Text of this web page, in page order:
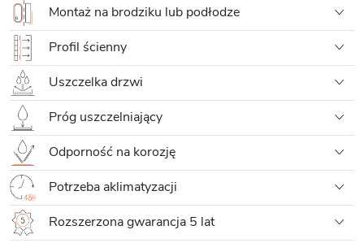
Montaż na brodziku lub podłodze
Profil ścienny
Uszczelka drzwi
Próg uszczelniający
Odporność na korozję
Potrzeba aklimatyzacji
Rozszerzona gwarancja 5 lat